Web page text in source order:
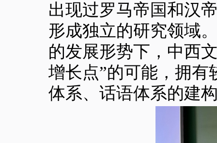
出现过罗马帝国和汉
形成独立的研究领域
的发展形势下，中西
增长点”的可能，拥
体系、话语体系的建